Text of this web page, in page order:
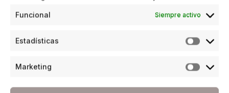
Funcional Siempre activo
Estadísticas
Marketing